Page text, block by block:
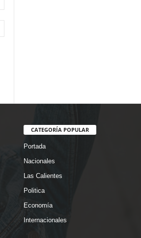
CATEGORÍA POPULAR
Portada
Nacionales
Las Calientes
Politica
Economía
Internacionales